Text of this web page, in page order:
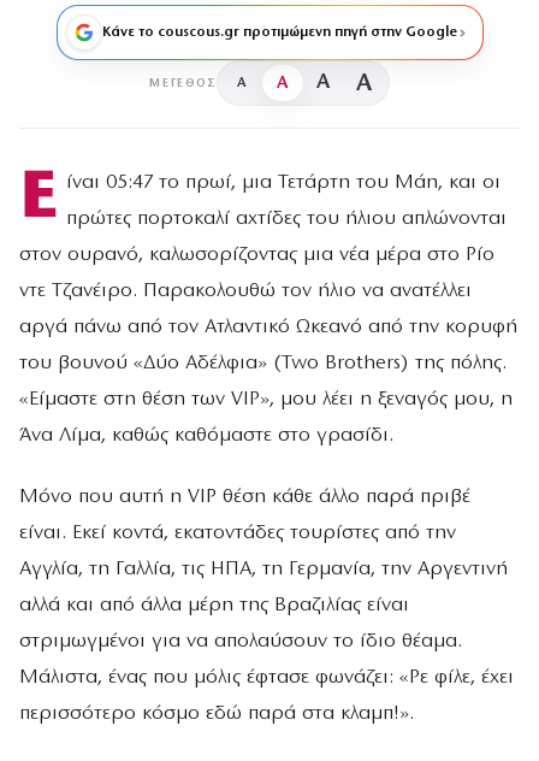
Κάνε το couscous.gr προτιμώμενη πηγή στην Google
ΜΈΓΕΘΟΣ A A A A
Ε ίναι 05:47 το πρωί, μια Τετάρτη του Μάη, και οι
πρώτες πορτοκαλί αχτίδες του ήλιου απλώνονται
στον ουρανό, καλωσορίζοντας μια νέα μέρα στο Ρίο
ντε Τζανέιρο. Παρακολουθώ τον ήλιο να ανατέλλει
αργά πάνω από τον Ατλαντικό Ωκεανό από την κορυφή
του βουνού «Δύο Αδέλφια» (Two Brothers) της πόλης.
«Είμαστε στη θέση των VIP», μου λέει η ξεναγός μου, η
Άνα Λίμα, καθώς καθόμαστε στο γρασίδι.
Μόνο που αυτή η VIP θέση κάθε άλλο παρά πριβέ
είναι. Εκεί κοντά, εκατοντάδες τουρίστες από την
Αγγλία, τη Γαλλία, τις ΗΠΑ, τη Γερμανία, την Αργεντινή
αλλά και από άλλα μέρη της Βραζιλίας είναι
στριμωγμένοι για να απολαύσουν το ίδιο θέαμα.
Μάλιστα, ένας που μόλις έφτασε φωνάζει: «Ρε φίλε, έχει
περισσότερο κόσμο εδώ παρά στα κλαμπ!».